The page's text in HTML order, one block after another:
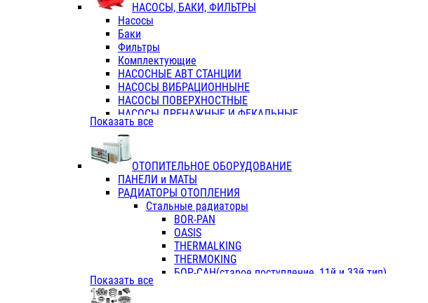
ТРОЙНИКИ ПЕРЕХОДНЫЕ / СОЕДИНИТЕЛЬНЫЕ
ТРОЙНИКИ С ВНУТРЕННЕЙ РЕЗЬБОЙ
КОЛЬЦА РЕЗИНОВЫЕ
ТРУБЫ НАПОРНЫЕ
ТРУБЫ ГОФРИРОВАННЫЕ ДВУХСЛ.
ТРУБЫ ПОЛИЭТИЛЕНОВЫЕ
НАСОСЫ, БАКИ, ФИЛЬТРЫ
Насосы
Баки
Фильтры
Комплектующие
НАСОСНЫЕ АВТ СТАНЦИИ
НАСОСЫ ВИБРАЦИОННЫНЕ
НАСОСЫ ПОВЕРХНОСТНЫЕ
НАСОСЫ ДРЕНАЖНЫЕ И ФЕКАЛЬНЫЕ
НАСОСЫ ПОВЫСИТ и ЦИРКУЛЯЦИОННЫЕ
НАСОСЫ СКВАЖИННЫЕ
Показать все
ОТОПИТЕЛЬНОЕ ОБОРУДОВАНИЕ
ПАНЕЛИ и МАТЫ
РАДИАТОРЫ ОТОПЛЕНИЯ
Стальные радиаторы
BOR-PAN
OASIS
THERMALKING
THERMOKING
БОР-САН(старое поступление, 11й и 33й тип)
Показать все